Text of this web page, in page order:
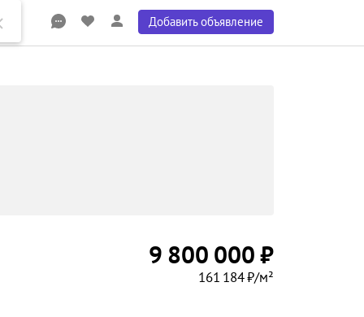
Добавить объявление
9 800 000 ₽
161 184 ₽/м²